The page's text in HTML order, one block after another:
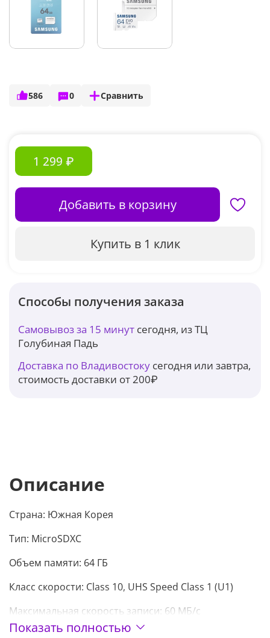
586 0 Сравнить
1 299 ₽
Добавить в корзину
Купить в 1 клик
Способы получения заказа
Самовывоз за 15 минут сегодня, из ТЦ
Голубиная Падь
Доставка по Владивостоку сегодня или завтра,
стоимость доставки от 200₽
Описание
Страна: Южная Корея
Тип: MicroSDXC
Объем памяти: 64 ГБ
Класс скорости: Class 10, UHS Speed Class 1 (U1)
Максимальная скорость записи: 60 МБ/с
Максимальная скорость чтения: 160 МБ/с
Показать полностью